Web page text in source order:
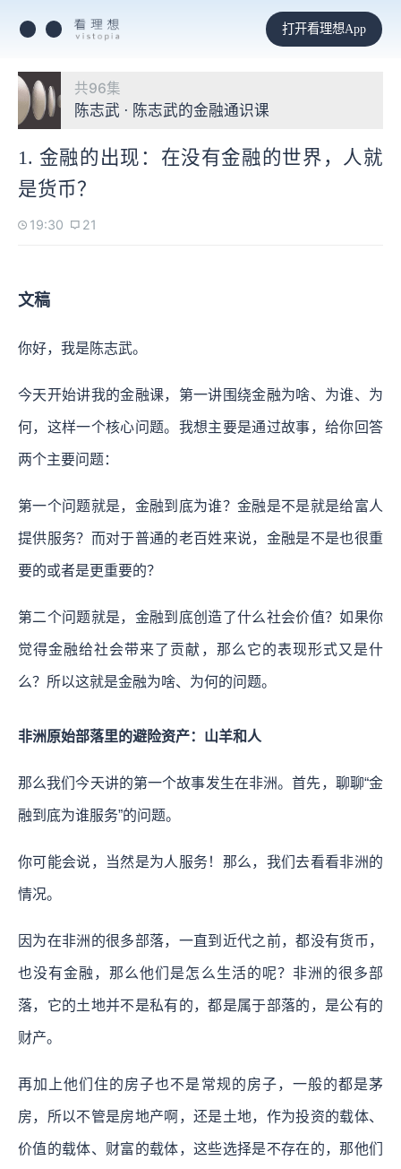
打开看理想App
共96集
陈志武 · 陈志武的金融通识课
1. 金融的出现：在没有金融的世界，人就
是货币？
19:30 21
文稿
你好，我是陈志武。
今天开始讲我的金融课，第一讲围绕金融为啥、为谁、为
何，这样一个核心问题。我想主要是通过故事，给你回答
两个主要问题：
第一个问题就是，金融到底为谁？金融是不是就是给富人
提供服务？而对于普通的老百姓来说，金融是不是也很重
要的或者是更重要的？
第二个问题就是，金融到底创造了什么社会价值？如果你
觉得金融给社会带来了贡献，那么它的表现形式又是什
么？所以这就是金融为啥、为何的问题。
非洲原始部落里的避险资产：山羊和人
那么我们今天讲的第一个故事发生在非洲。首先，聊聊“金
融到底为谁服务”的问题。
你可能会说，当然是为人服务！那么，我们去看看非洲的
情况。
因为在非洲的很多部落，一直到近代之前，都没有货币，
也没有金融，那么他们是怎么生活的呢？非洲的很多部
落，它的土地并不是私有的，都是属于部落的，是公有的
财产。
再加上他们住的房子也不是常规的房子，一般的都是茅
房，所以不管是房地产啊，还是土地，作为投资的载体、
价值的载体、财富的载体，这些选择是不存在的，那他们